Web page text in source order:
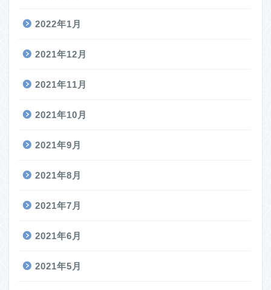
2022年1月
2021年12月
2021年11月
2021年10月
2021年9月
2021年8月
2021年7月
2021年6月
2021年5月